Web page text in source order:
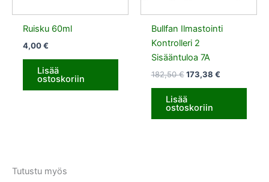
Ruisku 60ml
4,00€
Lisää
ostoskoriin
Bullfan Ilmastointi
Kontrolleri 2
Sisääntuloa 7A
182,50€ 173,38 €
Lisää
ostoskoriin
Tutustu myös